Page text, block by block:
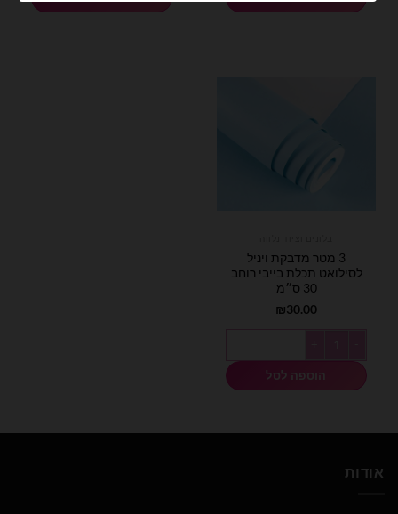
3 מטר מדבקת ויניל
לסילואט תכלת בייבי רוחב
30 ס״מ
₪30.00
הוספה לסל
אודות